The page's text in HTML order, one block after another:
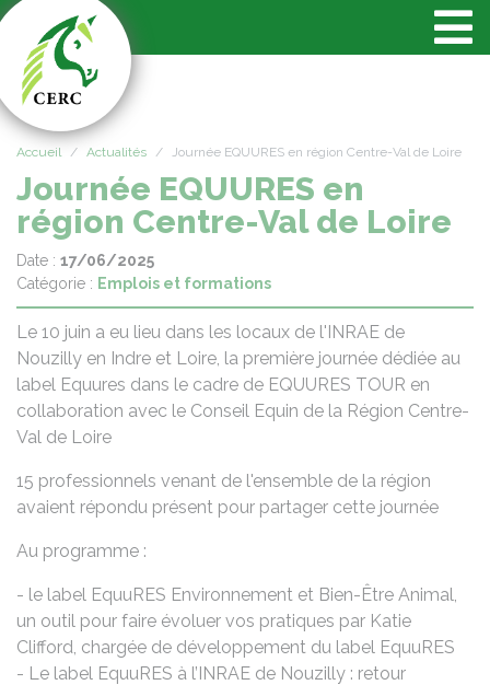
Accueil Actualités Journée EQUURES en région Centre-Val de Loire
Journée EQUURES en
région Centre-Val de Loire
Date : 17/06/2025
Catégorie : Emplois et formations
Le 10 juin a eu lieu dans les locaux de l'INRAE de
Nouzilly en Indre et Loire, la première journée dédiée au
label Equures dans le cadre de EQUURES TOUR en
collaboration avec le Conseil Equin de la Région Centre-
Val de Loire
15 professionnels venant de l'ensemble de la région
avaient répondu présent pour partager cette journée
Au programme :
- le label EquuRES Environnement et Bien-Être Animal,
un outil pour faire évoluer vos pratiques par Katie
Clifford, chargée de développement du label EquuRES
- Le label EquuRES à l’INRAE de Nouzilly : retour
Panneau de gestion des cookies